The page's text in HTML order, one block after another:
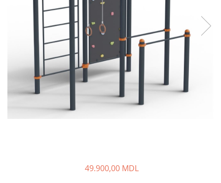
Pavilioane pentru grădinițe
49.900,00 MDL